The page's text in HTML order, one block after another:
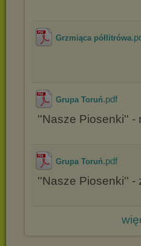
Grzmiąca półlitrówa
Grupa Toruń.pdf
''Nasze Piosenki'' -
Grupa Toruń.pdf
''Nasze Piosenki'' -